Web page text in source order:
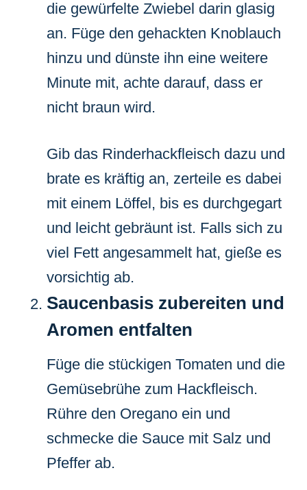
die gewürfelte Zwiebel darin glasig
an. Füge den gehackten Knoblauch
hinzu und dünste ihn eine weitere
Minute mit, achte darauf, dass er
nicht braun wird.
Gib das Rinderhackfleisch dazu und
brate es kräftig an, zerteile es dabei
mit einem Löffel, bis es durchgegart
und leicht gebräunt ist. Falls sich zu
viel Fett angesammelt hat, gieße es
vorsichtig ab.
Saucenbasis zubereiten und
Aromen entfalten
Füge die stückigen Tomaten und die
Gemüsebrühe zum Hackfleisch.
Rühre den Oregano ein und
schmecke die Sauce mit Salz und
Pfeffer ab.